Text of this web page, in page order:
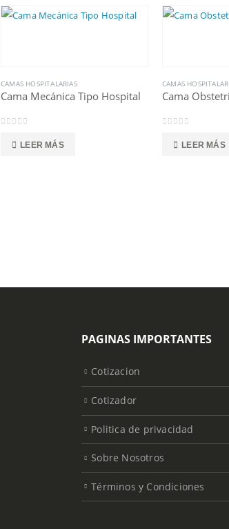
CAMAS HOSPITALARIAS
Cama Mecánica Tipo Hospital
LEER MÁS
CAMAS
Cama
LEER MÁS
PAGINAS IMPORTANTES
Cotizacion
Cotizador
Politica de privacidad
Sobre Nosotros
Términos y Condiciones